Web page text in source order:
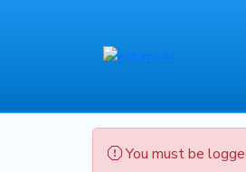
You must be